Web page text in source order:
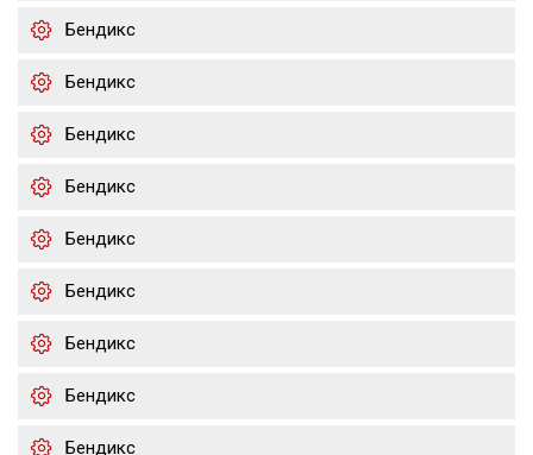
Бендикс
Бендикс
Бендикс
Бендикс
Бендикс
Бендикс
Бендикс
Бендикс
Бендикс